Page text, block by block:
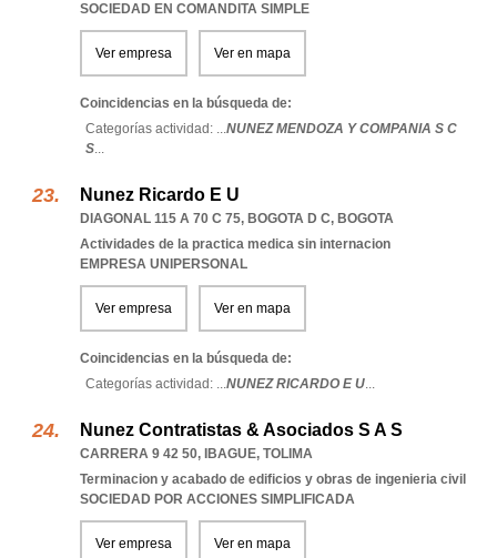
SOCIEDAD EN COMANDITA SIMPLE
Ver empresa Ver en mapa
Coincidencias en la búsqueda de:
Categorías actividad: ...NUNEZ MENDOZA Y COMPANIA S C
S...
Nunez Ricardo E U
DIAGONAL 115 A 70 C 75, BOGOTA D C, BOGOTA
Actividades de la practica medica sin internacion
EMPRESA UNIPERSONAL
Ver empresa Ver en mapa
Coincidencias en la búsqueda de:
Categorías actividad: ...NUNEZ RICARDO E U...
Nunez Contratistas & Asociados S A S
CARRERA 9 42 50, IBAGUE, TOLIMA
Terminacion y acabado de edificios y obras de ingenieria civil
SOCIEDAD POR ACCIONES SIMPLIFICADA
Ver empresa Ver en mapa